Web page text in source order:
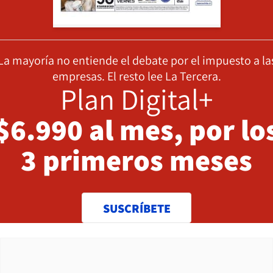
mayoría no entiende el debate por el impuesto a
empresas. El resto lee La Tercera.
Plan Digital+
al mes, por
3 primeros meses
SUSCRÍBETE